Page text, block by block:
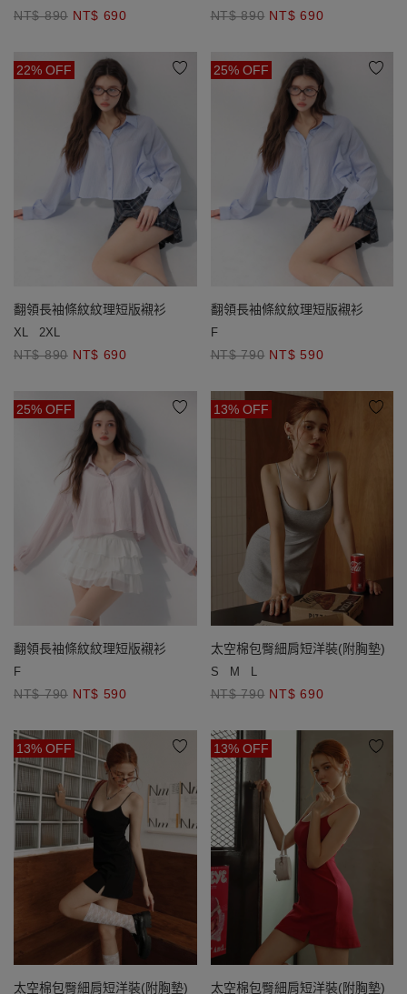
NT$ 890 NT$ 690 NT$ 890 NT$ 690
22% OFF
翻領長袖條紋紋理短版襯衫
XL 2XL
NT$ 890 NT$ 690
25% OFF
翻領長袖條紋紋理短版襯衫
F
NT$ 790 NT$ 590
25% OFF
翻領長袖條紋紋理短版襯衫
F
NT$ 790 NT$ 590
13% OFF
太空棉包臀細肩短洋裝(附胸墊)
S M
NT$ 790 NT$ 690
13% OFF
太空棉包臀細肩短洋裝(附胸墊)
13% OFF
太空棉包臀細肩短洋裝(附胸墊)